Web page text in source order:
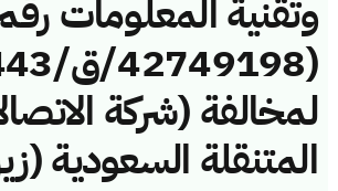
وتقنية المعلومات
لمخالفة (شركة
المتنقلة السعودية